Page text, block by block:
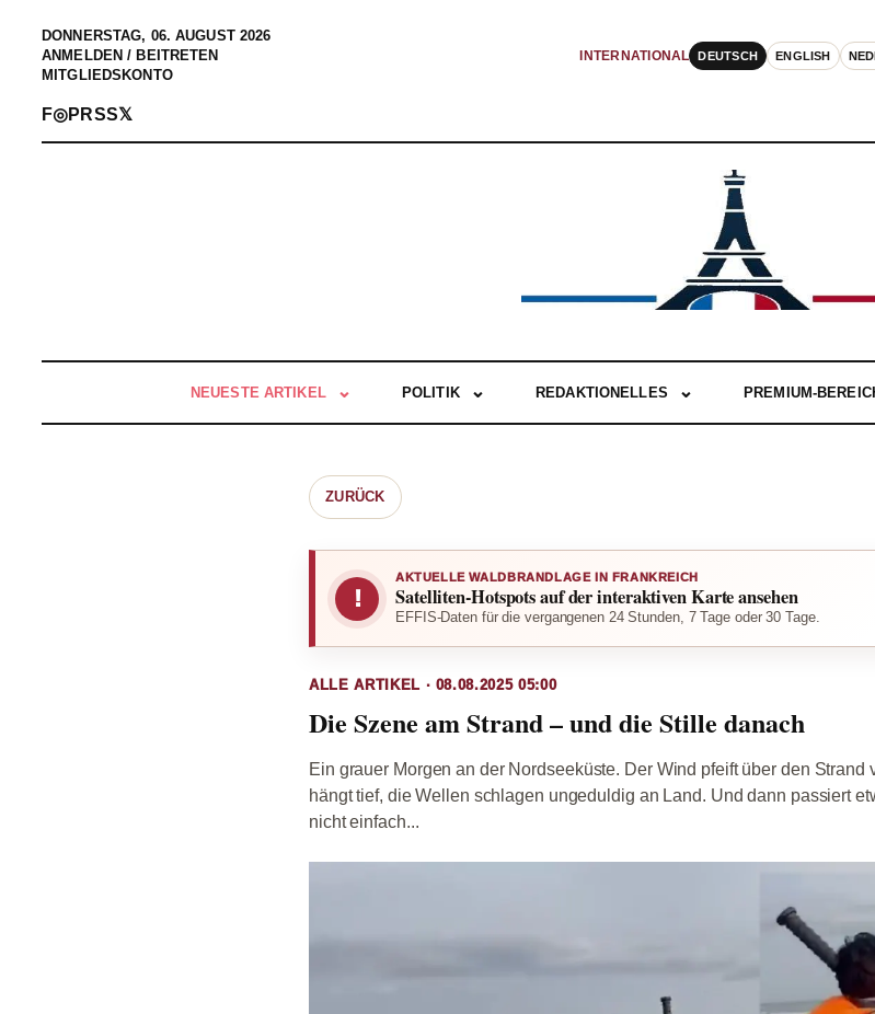
DONNERSTAG, 06. AUGUST 2026
ANMELDEN / BEITRETEN
MITGLIEDSKONTO
INTERNATIONAL DEUTSCH ENGLISH
F◎PRSS𝕏
NEUESTE ARTIKEL POLITIK REDAKTIONELLES PREMIUM-
ZURÜCK
!
AKTUELLE WALDBRANDLAGE IN FRANKREICH
Satelliten-Hotspots auf der interaktiven Karte ansehen
EFFIS-Daten für die vergangenen 24 Stunden, 7 Tage oder 30 Tage.
ALLE ARTIKEL · 08.08.2025 05:00
Die Szene am Strand – und die Stille danach
Ein grauer Morgen an der Nordseeküste. Der Wind pfeift über den Strand
hängt tief, die Wellen schlagen ungeduldig an Land. Und dann passiert
nicht einfach...